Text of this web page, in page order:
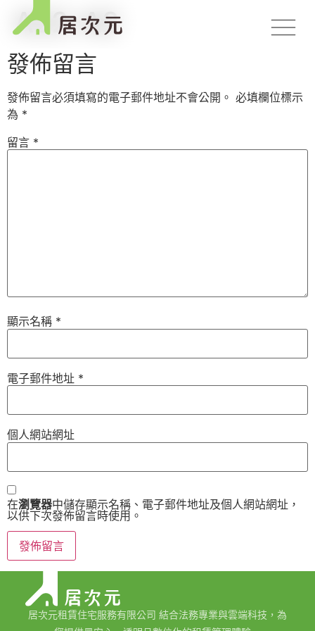
A22-A2
發佈留言
發佈留言必須填寫的電子郵件地址不會公開。 必填欄位標示
為 *
留言 *
顯示名稱 *
電子郵件地址 *
個人網站網址
在瀏覽器中儲存顯示名稱、電子郵件地址及個人網站網址，
以供下次發佈留言時使用。
居次元租賃住宅服務有限公司 結合法務專業與雲端科技，為